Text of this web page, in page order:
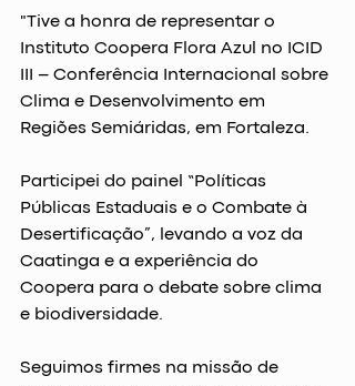
"Tive a honra de representar o
Instituto Coopera Flora Azul no ICID
III – Conferência Internacional sobre
Clima e Desenvolvimento em
Regiões Semiáridas, em Fortaleza.
Participei do painel “Políticas
Públicas Estaduais e o Combate à
Desertificação”, levando a voz da
Caatinga e a experiência do
Coopera para o debate sobre clima
e biodiversidade.
Seguimos firmes na missão de